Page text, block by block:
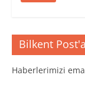
Bilkent
Haberlerimizi